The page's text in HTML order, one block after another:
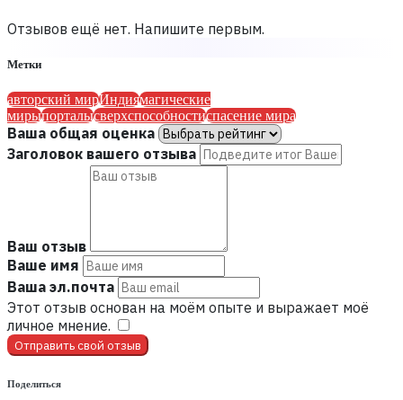
Отзывов ещё нет. Напишите первым.
Метки
авторский мирИндиямагические
мирыпорталысверхспособностиспасение мира
Ваша общая оценка
Заголовок вашего отзыва
Ваш отзыв
Ваше имя
Ваша эл.почта
Этот отзыв основан на моём опыте и выражает моё
личное мнение.
Отправить свой отзыв
Поделиться